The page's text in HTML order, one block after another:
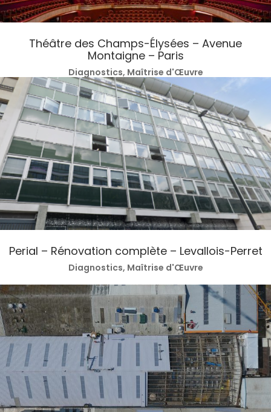
Théâtre des Champs-Élysées – Avenue
Montaigne – Paris
Diagnostics, Maîtrise d'Œuvre
Perial – Rénovation complète – Levallois-Perret
Diagnostics, Maîtrise d'Œuvre